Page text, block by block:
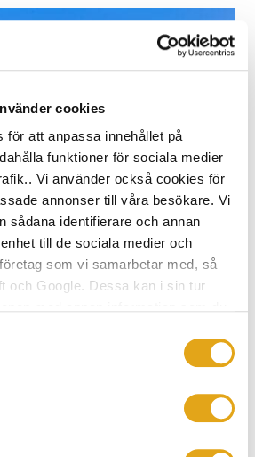
cookies
för att anpassa innehållet på
funktioner för sociala medier
Vi använder också cookies för
annonser till våra besökare. Vi
sådana identifierare och annan
till de sociala medier och
som vi samarbetar med, så
och Google. Dessa kan i sin tur
en revideringsomgång. Kanske ska
handlar mycket om att hitta
justeringar, budget, byggteknik